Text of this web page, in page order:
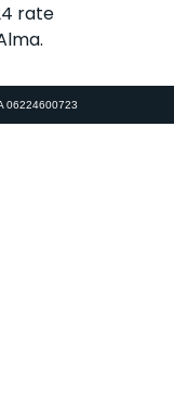
rate
06224600723